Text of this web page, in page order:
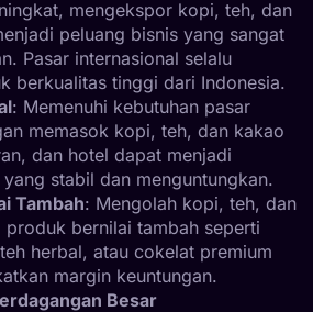
mengekspor kopi, teh, dan
peluang bisnis yang sangat
Pasar internasional selalu
berkualitas tinggi dari Indonesia.
: Memenuhi kebutuhan pasar
memasok kopi, teh, dan kakao
dan hotel dapat menjadi
stabil dan menguntungkan.
Tambah: Mengolah kopi, teh, dan
produk bernilai tambah seperti
herbal, atau cokelat premium
margin keuntungan.
Besar